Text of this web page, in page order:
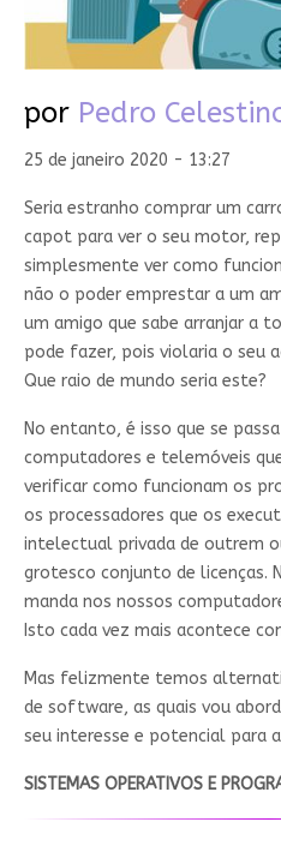
por Pedro
25 de janeiro 2020 - 13:27
Seria estranho comprar um
capot para ver o seu motor,
simplesmente ver como
não o poder emprestar a um
um amigo que sabe arranjar a
pode fazer, pois violaria o seu
Que raio de mundo seria este?
No entanto, é isso que se
computadores e telemóveis
verificar como funcionam os
os processadores que os
intelectual privada de outrem
grotesco conjunto de licenças.
manda nos nossos
Isto cada vez mais acontece
Mas felizmente temos
de software, as quais vou
seu interesse e potencial para
SISTEMAS OPERATIVOS E